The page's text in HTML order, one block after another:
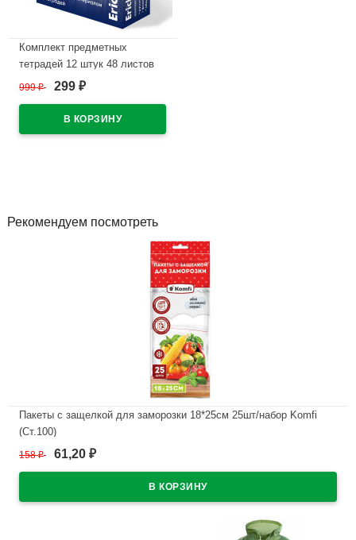
Комплект предметных
тетрадей 12 штук 48 листов
ErichKrause Аниме арт.62125
999₽ 299 ₽
Рекомендуем посмотреть
Пакеты с защелкой для заморозки 18*25см 25шт/набор Komfi
(Ст.100)
В наличии
158₽ 61,20 ₽